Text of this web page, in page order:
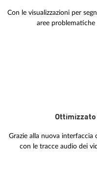
Con le visualizzazioni per
aree
Grazie alla nuova
con le tracce audio dei